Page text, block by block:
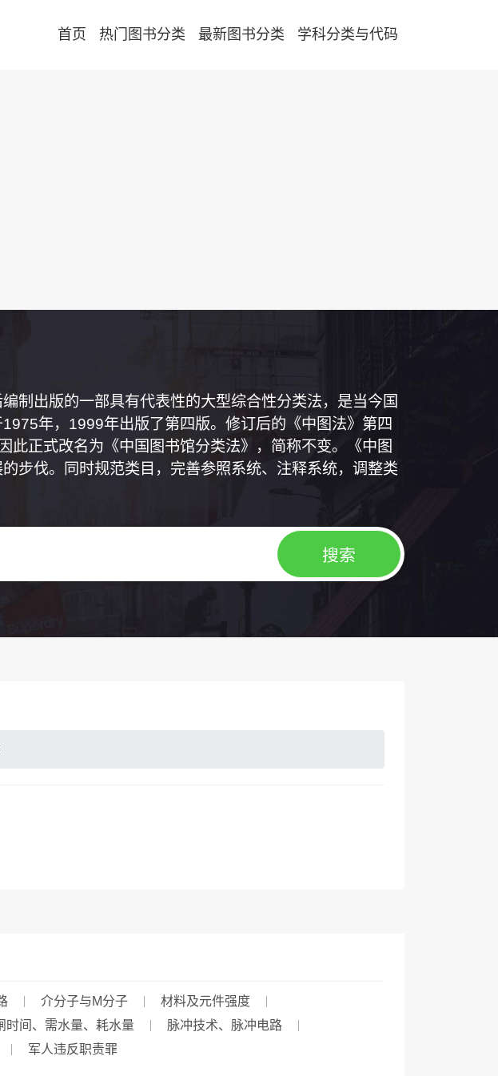
首页 热门图书分类 最新图书分类 学科分类与代码
制出版的一部具有代表性的大型综合性分类法，是当今国
年，1999年出版了第四版。修订后的《中图法》第四
此正式改名为《中国图书馆分类法》，简称不变。《中图
步伐。同时规范类目，完善参照系统、注释系统，调整类
介分子与μ分子
材料及元件强度
时间、需水量、耗水量
脉冲技术、脉冲电路
军人违反职责罪